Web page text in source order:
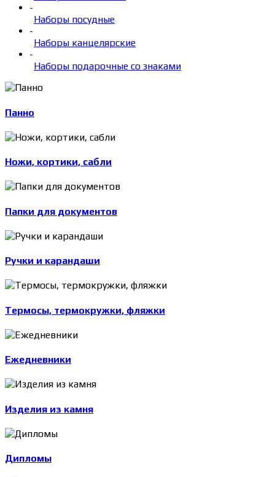
-
Наборы посудные
-
Наборы канцелярские
-
Наборы подарочные со знаками
Панно
Ножи, кортики, сабли
Папки для документов
Ручки и карандаши
Термосы, термокружки, фляжки
Ежедневники
Изделия из камня
Дипломы